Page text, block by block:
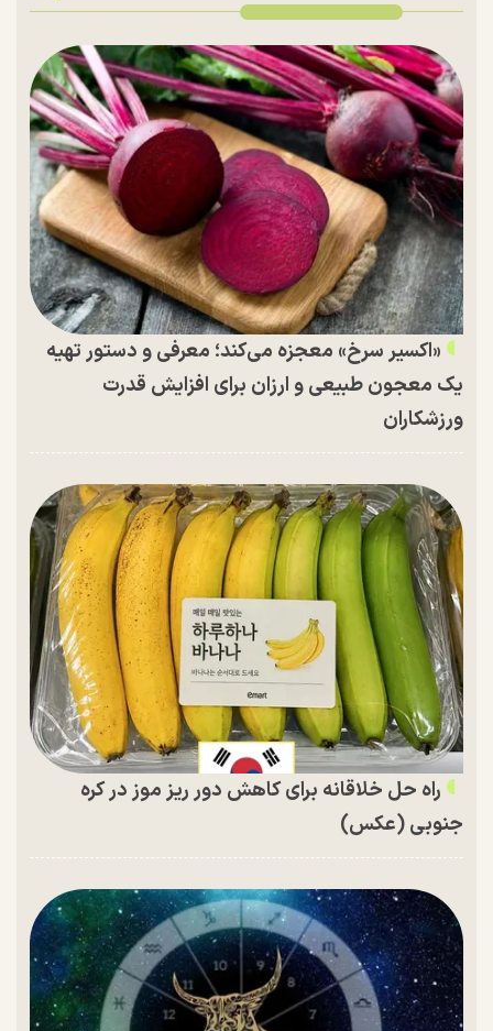
«اکسیر سرخ» معجزه می‌کند؛ معرفی و دستور تهیه
یک معجون طبیعی و ارزان برای افزایش قدرت
ورزشکاران
راه حل خلاقانه برای کاهش دور ریز موز در کره
جنوبی (عکس)